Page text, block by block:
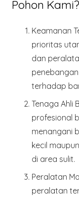
Pohon Kami?
Keamanan
prioritas
dan
terhadap
Tenaga Ahli
profesional
menangani
kecil
di area sulit.
Peralatan
peralatan